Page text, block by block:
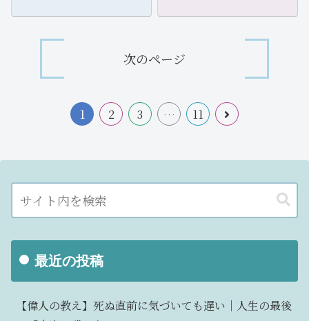
次のページ
1 2 3 … 11
最近の投稿
【偉人の教え】死ぬ直前に気づいても遅い｜人生の最後